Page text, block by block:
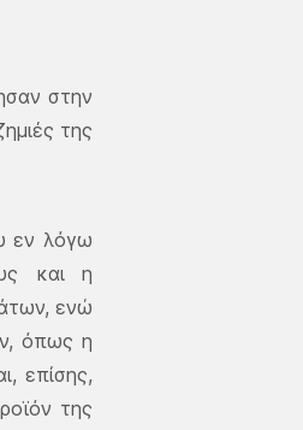
στην
της
εν λόγω
και η
ενώ
όπως η
επίσης,
της